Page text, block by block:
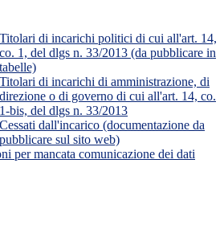
Titolari di incarichi politici di cui all'art. 14,
co. 1, del dlgs n. 33/2013 (da pubblicare in
tabelle)
Titolari di incarichi di amministrazione, di
direzione o di governo di cui all'art. 14, co.
1-bis, del dlgs n. 33/2013
Cessati dall'incarico (documentazione da
pubblicare sul sito web)
per mancata comunicazione dei dati